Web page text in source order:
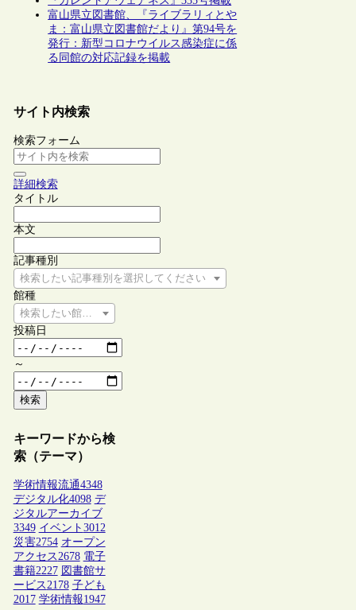
富山県立図書館、『ライブラリィとや
ま：富山県立図書館だより』第94号を
発行：新型コロナウイルス感染症に係
る同館の対応記録を掲載
サイト内検索
検索フォーム
詳細検索
タイトル
本文
記事種別
検索したい記事種別を選択してください
館種
検索したい館種を選択してください
投稿日
～
検索
キーワードから検
索（テーマ）
学術情報流通4348
デジタル化4098 デ
ジタルアーカイブ
3349 イベント 3012
災害2754 オープン
アクセス2678 電子
書籍2227 図書館サ
ービス2178 子ども
2017 学術情報1947